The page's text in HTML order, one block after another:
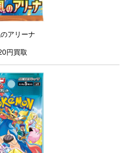
アリーナ
円買取